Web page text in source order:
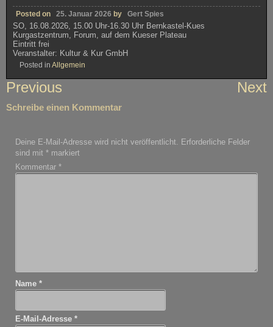
Posted on 25. Januar 2026 by Gert Spies
SO, 16.08.2026, 15.00 Uhr-16.30 Uhr Bernkastel-Kues
Kurgastzentrum, Forum, auf dem Kueser Plateau
Eintritt frei
Veranstalter: Kultur & Kur GmbH
Posted in Allgemein
Beitragsnavigation
Previous Next
Schreibe einen Kommentar
Deine E-Mail-Adresse wird nicht veröffentlicht. Erforderliche Felder
sind mit* markiert
Kommentar*
Name*
E-Mail-Adresse*